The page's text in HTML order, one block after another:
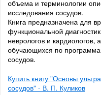
объема и терминологии
исследования сосудов.
Книга предназначена для
функциональной
неврологов и кардиологов,
обучающихся по
сосудов.
Купить книгу "Основы
сосудов" - В. П. Куликов